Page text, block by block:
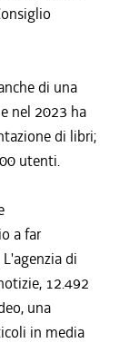
di una
nel 2023 ha
di libri;
utenti.
a far
di
12.492
una
in media